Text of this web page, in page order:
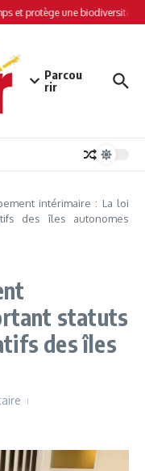
et protège une biodiversité
Parcou
rir
intérimaire : La loi
des îles autonomes
statuts
des îles